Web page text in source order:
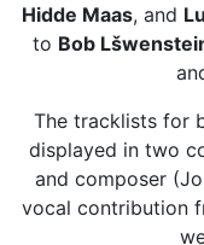
Hidde Maas, and
to Bob
The tracklists for
displayed in two
and composer
vocal contribution